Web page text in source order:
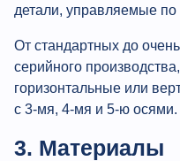
детали, управляемые по
От стандартных до
серийного
горизонтальные или
с 3-мя, 4-мя и 5-ю осями.
3. Материалы